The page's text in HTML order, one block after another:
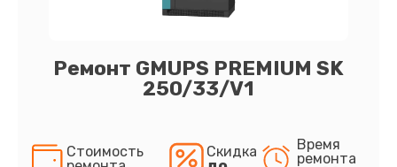
Ремонт GMUPS PREMIUM SK
250/33/V1
Стоимость
Скидка
Время
ремонта